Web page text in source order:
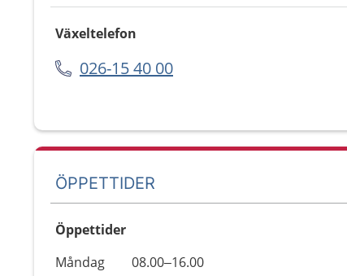
Växeltelefon
026-15 40 00
ÖPPETTIDER
Öppettider
Dag
Öppettider
Kommentarer
Måndag
08.00–16.00